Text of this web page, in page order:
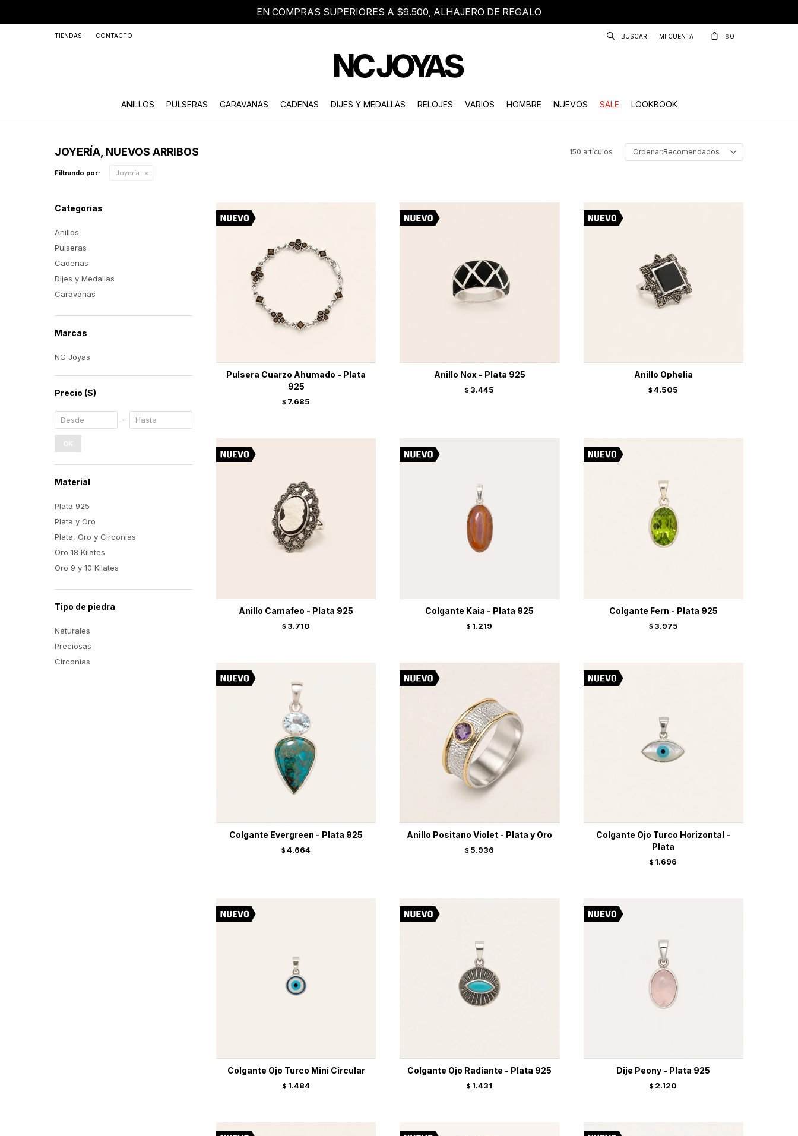
EN COMPRAS SUPERIORES A $9.500, ALHAJERO DE REGALO
ANILLOS PULSERAS CARAVANAS CADENAS DIJES Y MEDALLAS RELOJES VARIOS HOMBRE NUEVOS SALE LOOKBOOK
$ 0
TIENDAS CONTACTO
JOYERÍA, NUEVOS ARRIBOS 150 artículos Recomendados
Filtrando por: Joyería
Pulsera Cuarzo Ahumado - Plata
925
$ 7.685
Anillo Nox - Plata 925
$ 3.445
Anillo Ophelia
$ 4.505
Anillo Camafeo - Plata 925
$ 3.710
Colgante Kaia - Plata 925
$ 1.219
Colgante Fern - Plata 925
$ 3.975
Colgante Evergreen - Plata 925
$ 4.664
Anillo Positano Violet - Plata y Oro
$ 5.936
Colgante Ojo Turco Horizontal -
Plata
$ 1.696
Colgante Ojo Turco Mini Circular
$ 1.484
Colgante Ojo Radiante - Plata 925
$ 1.431
Dije Peony - Plata 925
$ 2.120
Categorías
Anillos
Pulseras
Cadenas
Dijes y Medallas
Caravanas
Marcas
NC Joyas
Precio ($)
OK
Material
Plata 925
Plata y Oro
Plata, Oro y Circonias
Oro 18 Kilates
Oro 9 y 10 Kilates
Tipo de piedra
Naturales
Preciosas
Circonias